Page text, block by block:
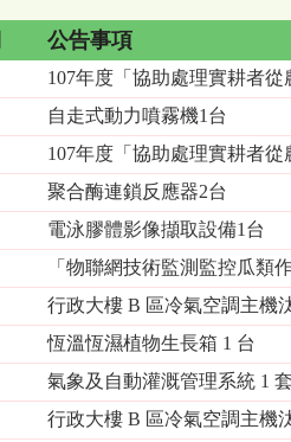
公告事項
107年度「協助處理實耕者
自走式動力噴霧機1台
107年度「協助處理實耕者
聚合酶連鎖反應器2台
電泳膠體影像擷取設備1台
「物聯網技術監測監控瓜類
行政大樓 B 區冷氣空調主機
恆溫恆濕植物生長箱 1 台
氣象及自動灌溉管理系統 1
行政大樓 B 區冷氣空調主機